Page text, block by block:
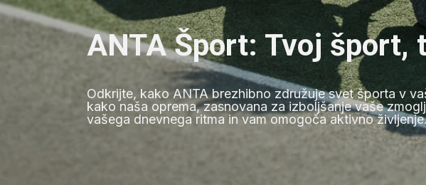
ANTA Šport: Tvoj šport,
Odkrijte, kako ANTA brezhibno združuje svet športa v
kako naša oprema, zasnovana za izboljšanje vaše
vašega dnevnega ritma in vam omogoča aktivno